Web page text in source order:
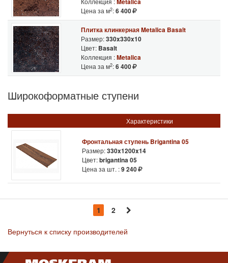
Цена за м2:6 400
Плитка клинкерная Metalica Basalt
Размер:330x330x10
Цвет: Basalt
Коллекция :Metalica
Цена за м2:6 400
Широкоформатные ступени
Характеристики
Фронтальная ступень Brigantina 05
Размер:330x1200x14
Цвет:brigantina 05
Цена за шт. :9 240
1 2
Вернуться к списку производителей